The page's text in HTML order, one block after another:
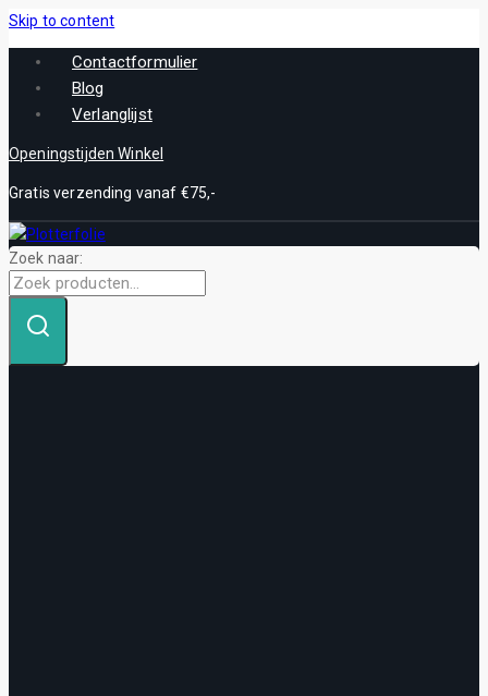
Skip to content
Contactformulier
Blog
Verlanglijst
Openingstijden Winkel
Gratis verzending vanaf €75,-
Zoek naar: